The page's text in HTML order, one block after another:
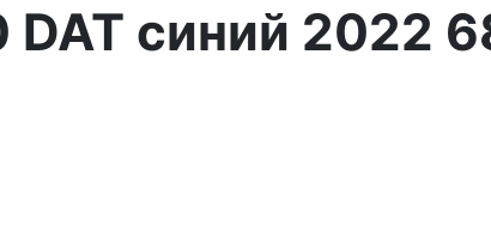
DAT синий 2022